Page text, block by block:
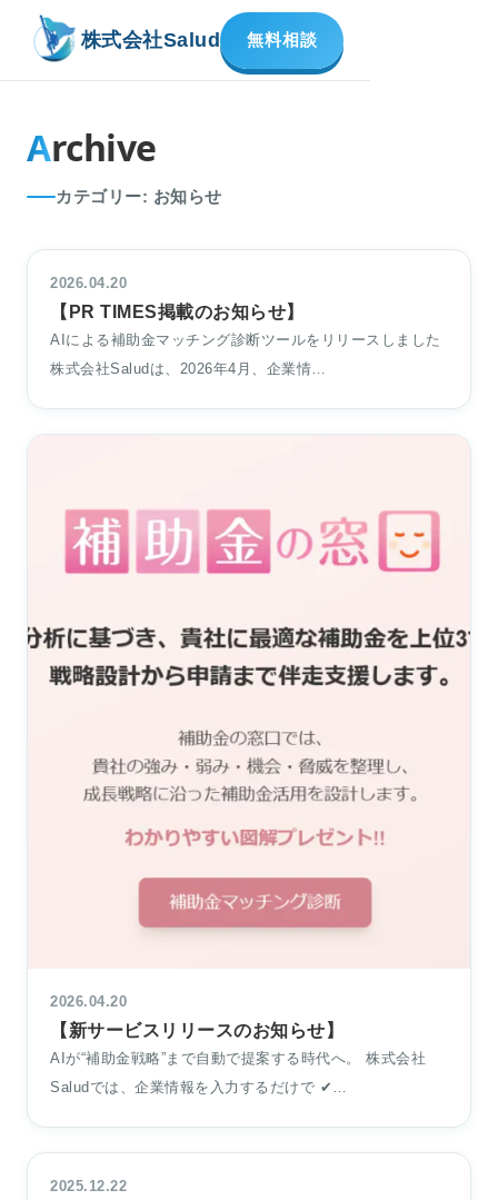
株式会社Salud 無料相談
Archive
カテゴリー: お知らせ
2026.04.20
【PR TIMES掲載のお知らせ】
AIによる補助金マッチング診断ツールをリリースしました
株式会社Saludは、2026年4月、企業情…
2026.04.20
【新サービスリリースのお知らせ】
AIが“補助金戦略”まで自動で提案する時代へ。 株式会社
Saludでは、企業情報を入力するだけで ✔…
2025.12.22